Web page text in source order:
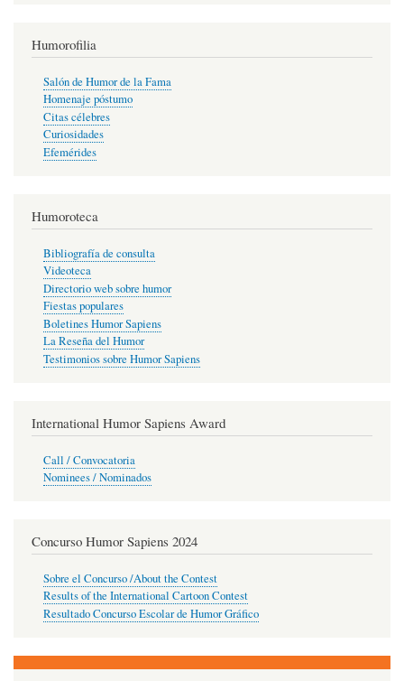
Humorofilia
Salón de Humor de la Fama
Homenaje póstumo
Citas célebres
Curiosidades
Efemérides
Humoroteca
Bibliografía de consulta
Videoteca
Directorio web sobre humor
Fiestas populares
Boletines Humor Sapiens
La Reseña del Humor
Testimonios sobre Humor Sapiens
International Humor Sapiens Award
Call / Convocatoria
Nominees / Nominados
Concurso Humor Sapiens 2024
Sobre el Concurso /About the Contest
Results of the International Cartoon Contest
Resultado Concurso Escolar de Humor Gráfico